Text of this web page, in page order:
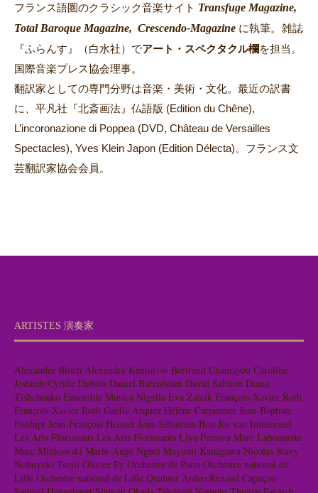
フランス語圏のクラシック音楽サイト Transfuge Magazine,
Total Baroque Magazine, Crescendo-Magazine に執筆。 雑誌
『ふらんす』（白水社）でアート・スペクタクル欄を担当。
国際音楽プレス協会理事。
翻訳家としての専門分野は音楽・美術・文化。最近の訳書
に、平凡社『北斎画法』仏語版 (Edition du Chêne),
L’incoronazione di Poppea (DVD, Château de Versailles
Spectacles), Yves Klein Japon (Edition Délecta)。フランス文
芸翻訳家協会会員。
ARTISTES 演奏家
Alexandre Bloch Alexandre Kantorow Bertrand Chamayou Caroline
Jestaedt Cyrille Dubois Daniel Barenboim David Salmon Diana
Tishchenko Ensemble Musica Nigella Eva Zaïcik François-Xavier Roth
François-Xavier Roth Gaëlle Arquez Hélène Carpentier Jean-Baptiste
Fonlupt Jean-François Heisser Jean-Sébastien Bou Jos van Immerseel
Les Arts Florissants Les Arts Florissants Liya Petrova Marc Labonnette
Marc Minkowski Marie-Ange Nguci Mayumi Kanagawa Nicolas Stavy
Nobuyuki Tsujii Olivier Py Orchestre de Paris Orchestre national de
Lille Orchestre national de Lille Quatuor Ardeo Renaud Capuçon